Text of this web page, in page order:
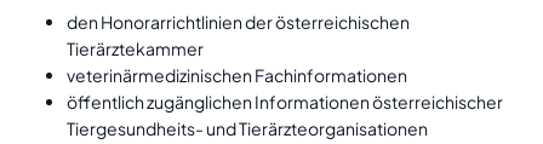
den Honorarrichtlinien der österreichischen
Tierärztekammer
veterinärmedizinischen Fachinformationen
öffentlich zugänglichen Informationen österreichischer
Tiergesundheits- und Tierärzteorganisationen